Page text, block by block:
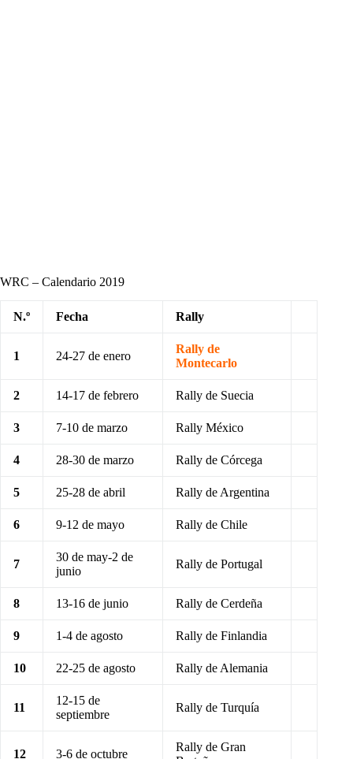
WRC – Calendario 2019
N.º Fecha Rally
1 24-27 de enero
Rally de
Montecarlo
2 14-17 de febrero Rally de Suecia
3 7-10 de marzo Rally México
4 28-30 de marzo Rally de Córcega
5 25-28 de abril Rally de Argentina
6 9-12 de mayo Rally de Chile
7
30 de may-2 de
junio
Rally de Portugal
8 13-16 de junio Rally de Cerdeña
9 1-4 de agosto Rally de Finlandia
10 22-25 de agosto Rally de Alemania
11
12-15 de
septiembre
Rally de Turquía
12 3-6 de octubre
Rally de Gran